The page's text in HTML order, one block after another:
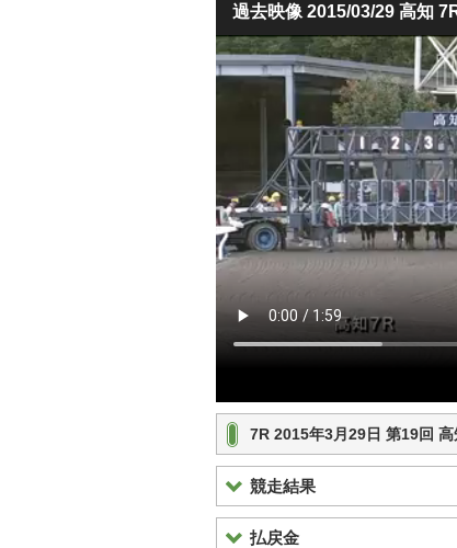
過去映像 2015/03/29 高知
7R 2015年3月29日 第19回
競走結果
払戻金